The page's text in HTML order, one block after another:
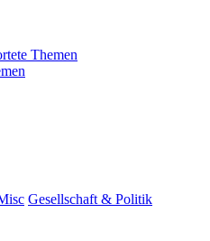
Themen
Gesellschaft & Politik